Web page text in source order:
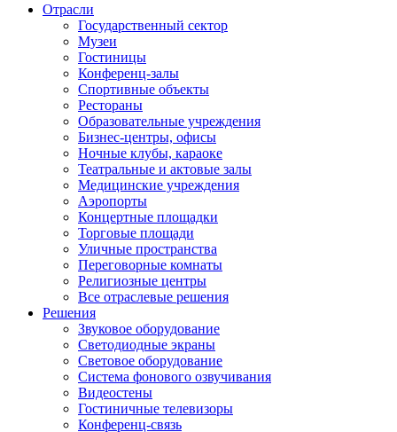
Отрасли
Государственный сектор
Музеи
Гостиницы
Конференц-залы
Спортивные объекты
Рестораны
Образовательные учреждения
Бизнес-центры, офисы
Ночные клубы, караоке
Театральные и актовые залы
Медицинские учреждения
Аэропорты
Концертные площадки
Торговые площади
Уличные пространства
Переговорные комнаты
Религиозные центры
Все отраслевые решения
Решения
Звуковое оборудование
Светодиодные экраны
Световое оборудование
Система фонового озвучивания
Видеостены
Гостиничные телевизоры
Конференц-связь